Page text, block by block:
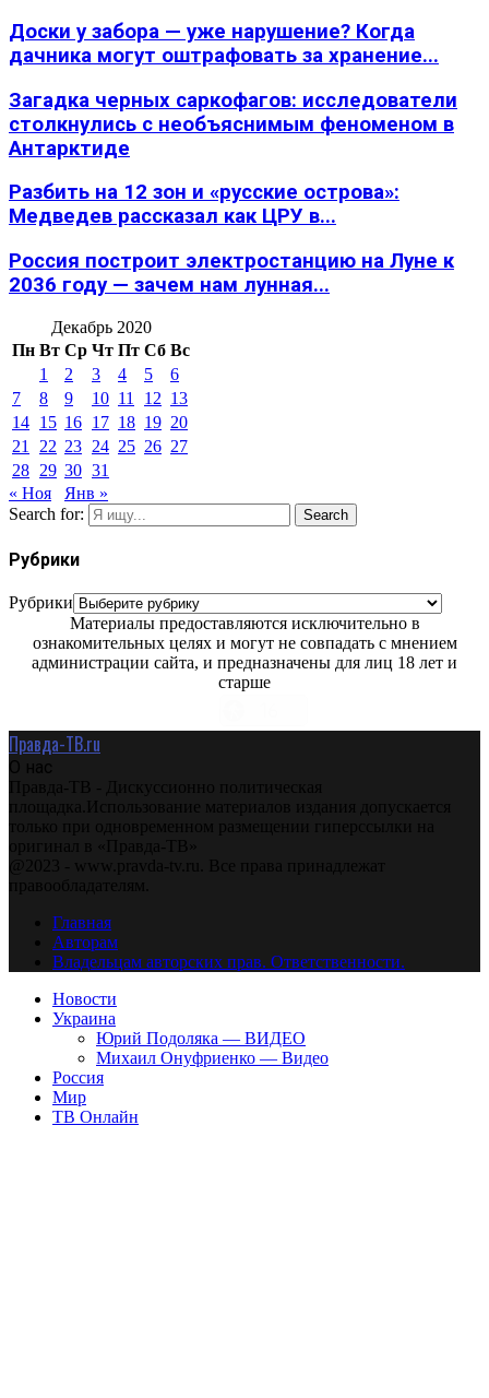
Доски у забора — уже нарушение? Когда
дачника могут оштрафовать за хранение...
Загадка черных саркофагов: исследователи
столкнулись с необъяснимым феноменом в
Антарктиде
Разбить на 12 зон и «русские острова»:
Медведев рассказал как ЦРУ в...
Россия построит электростанцию на Луне к
2036 году — зачем нам лунная...
Декабрь 2020
Пн Вт Ср Чт Пт Сб Вс
1
2 3 4 5
6
7
8 9 10 11 12 13
14 15 16 17 18 19 20
21
22 23 24 25 26 27
28 29 30 31
« Ноя
Янв »
Search for:
Search
Рубрики
Рубрики
Материалы предоставляются исключительно в
ознакомительных целях и могут не совпадать с мнением
администрации сайта, и предназначены для лиц 18 лет и
старше
Правда-ТВ.ru
О нас
Правда-ТВ - Дискуссионно политическая
площадка.Использование материалов издания допускается
только при одновременном размещении гиперссылки на
оригинал в «Правда-ТВ»
@2023 - www.pravda-tv.ru. Все права принадлежат
правообладателям.
Главная
Авторам
Владельцам авторских прав. Ответственности.
Новости
Украина
Юрий Подоляка — ВИДЕО
Михаил Онуфриенко — Видео
Россия
Мир
ТВ Онлайн